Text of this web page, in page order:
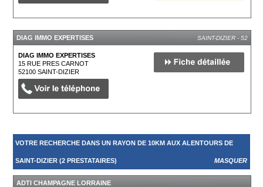
DIAG IMMO EXPERTISES SAINT-DIZIER - 52
DIAG IMMO EXPERTISES
15 RUE PRES CARNOT
52100SAINT-DIZIER
VOTRE RECHERCHE DANS UN RAYON DE 10KM AUX ALENTOURS DE
SAINT-DIZIER (2 PRESTATAIRES) MASQUER
ADTI CHAMPAGNE LORRAINE